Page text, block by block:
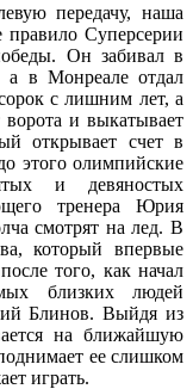
передачу, наша
правило Суперсерии
Он забивал в
а в Монреале отдал
с лишним лет, а
и выкатывает
открывает счет в
этого олимпийские
и девяностых
тренера Юрия
смотрят на лед. В
который впервые
того, как начал
близких людей
Блинов. Выйдя из
на ближайшую
ее слишком
играть.